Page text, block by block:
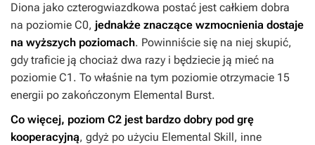
Diona jako czterogwiazdkowa postać jest całkiem dobra
na poziomie C0, jednakże znaczące wzmocnienia dostaje
na wyższych poziomach. Powinniście się na niej skupić,
gdy traficie ją chociaż dwa razy i będziecie ją mieć na
poziomie C1. To właśnie na tym poziomie otrzymacie 15
energii po zakończonym Elemental Burst.
Co więcej, poziom C2 jest bardzo dobry pod grę
kooperacyjną, gdyż po użyciu Elemental Skill, inne